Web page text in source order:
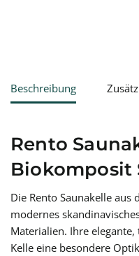
Beschreibung
Rento
Biokomposit
Die Rento Saunakelle
modernes
Materialien. Ihre
Kelle eine besondere